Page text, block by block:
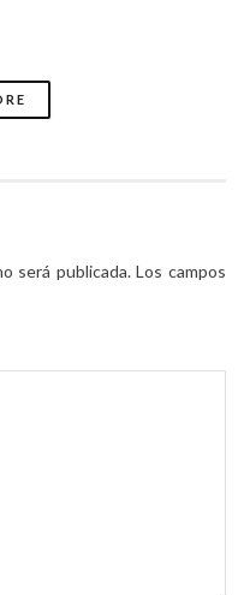
será publicada. Los campos